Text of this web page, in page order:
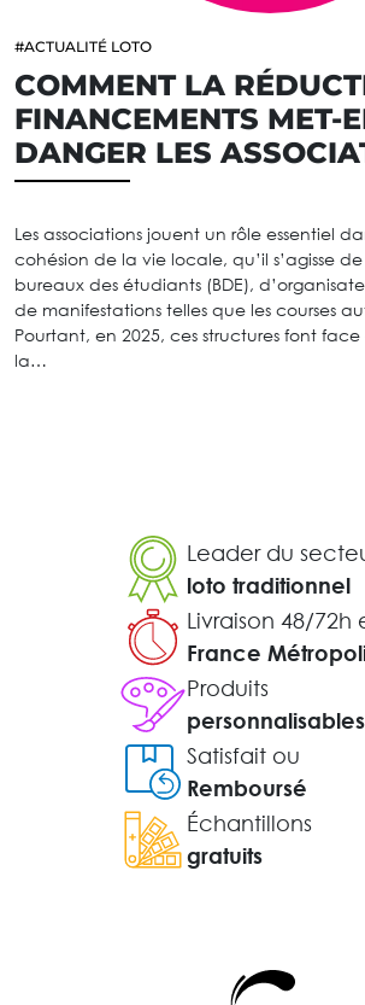
#ACTUALITÉ LOTO
COMMENT LA
FINANCEMENTS MET-
DANGER LES
Les associations jouent un rôle essentiel
cohésion de la vie locale, qu’il s’agisse
bureaux des étudiants (BDE),
de manifestations telles que les courses
Pourtant, en 2025, ces structures font
la…
Leader du
loto traditionnel
Livraison 48/72h
France
Produits
personnalisables
Satisfait ou
Remboursé
Échantillons
gratuits